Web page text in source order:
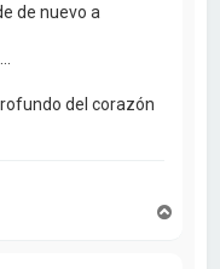
de nuevo a
del corazón